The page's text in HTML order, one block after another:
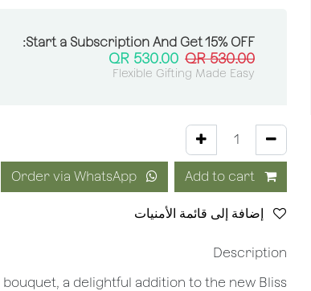
Start a Subscription And Get 15% OFF:
530.00
QR
530.00
Flexible Gifting Made Easy
Description
bouquet, a delightful addition to the new Bliss